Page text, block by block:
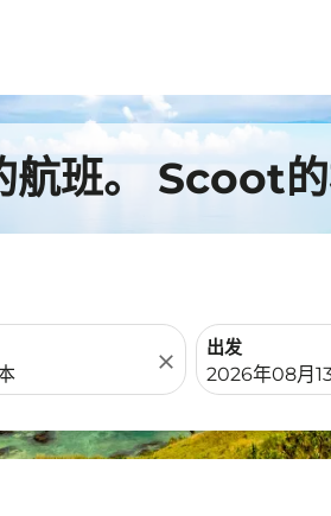
航班。 Scoot
close
出发
fc-booking-
2026年08月